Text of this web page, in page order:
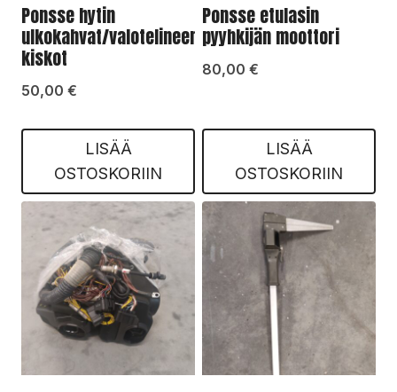
Ponsse hytin
ulkokahvat/valotelineen
kiskot
50,00 €
LISÄÄ
OSTOSKORIIN
Ponsse etulasin
pyyhkijän moottori
80,00 €
LISÄÄ
OSTOSKORIIN